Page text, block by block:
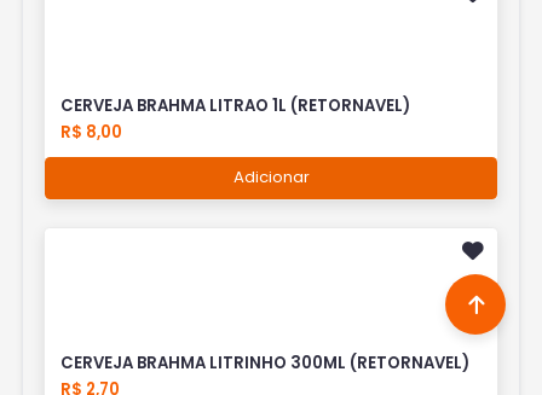
CERVEJA BRAHMA LITRAO 1L (RETORNAVEL)
R$ 8,00
Adicionar
CERVEJA BRAHMA LITRINHO 300ML (RETORNAVEL)
R$ 2,70